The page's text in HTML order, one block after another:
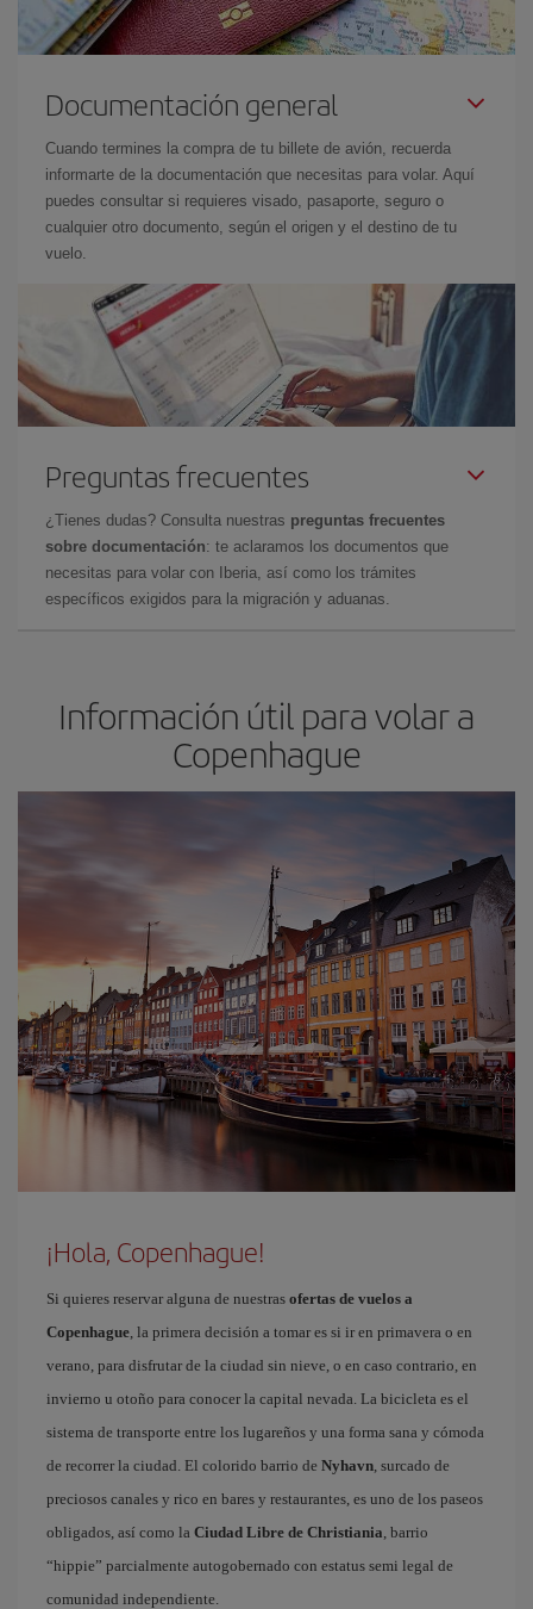
Documentación general
Cuando termines la compra de tu billete de avión, recuerda
informarte de la documentación que necesitas para volar. Aquí
puedes consultar si requieres visado, pasaporte, seguro o
cualquier otro documento, según el origen y el destino de tu
vuelo.
Preguntas frecuentes
¿Tienes dudas? Consulta nuestras preguntas frecuentes
sobre documentación: te aclaramos los documentos que
necesitas para volar con Iberia, así como los trámites
específicos exigidos para la migración y aduanas.
Información útil para volar a
Copenhague
¡Hola, Copenhague!
Si quieres reservar alguna de nuestras ofertas de vuelos a
Copenhague, la primera decisión a tomar es si ir en primavera o en
verano, para disfrutar de la ciudad sin nieve, o en caso contrario, en
invierno u otoño para conocer la capital nevada. La bicicleta es el
sistema de transporte entre los lugareños y una forma sana y cómoda
de recorrer la ciudad. El colorido barrio de Nyhavn, surcado de
preciosos canales y rico en bares y restaurantes, es uno de los paseos
obligados, así como la Ciudad Libre de Christiania, barrio
“hippie” parcialmente autogobernado con estatus semi legal de
comunidad independiente.